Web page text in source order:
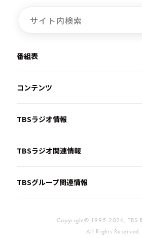
番組表
コンテンツ
TBSラジオ情報
TBSラジオ関連情報
TBSグループ関連情報
Copyright© 1995-2026, TBS
All Rights Reserved.